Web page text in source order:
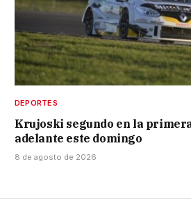
DEPORTES
Krujoski segundo en la
adelante este domingo
8 de agosto de 2026